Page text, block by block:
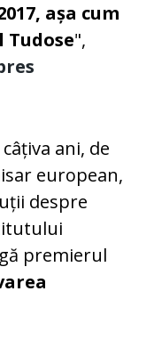
așa cum
",
ani, de
european,
despre
premierul